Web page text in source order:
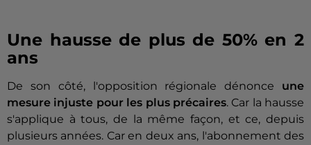
Une hausse de plus de 50% en 2
ans
De son côté, l'opposition régionale dénonce une
mesure injuste pour les plus précaires. Car la hausse
s'applique à tous, de la même façon, et ce, depuis
plusieurs années. Car en deux ans, l'abonnement des